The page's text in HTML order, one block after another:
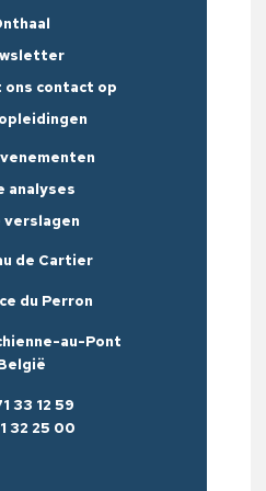
ons contact op
analyses
verslagen
de Cartier
du Perron
au-Pont
33 12 59
32 25 00